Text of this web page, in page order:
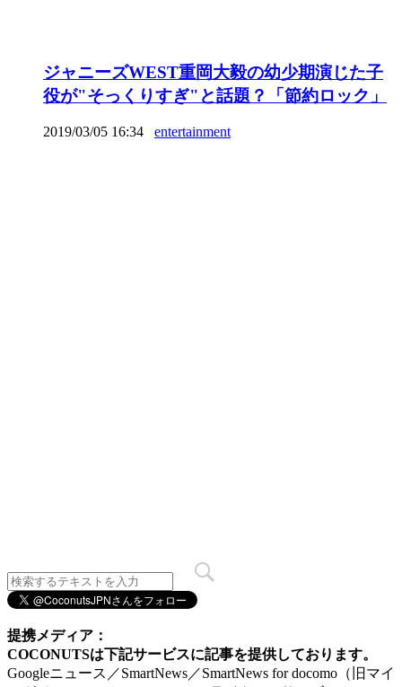
ジャニーズWEST重岡大毅の幼少期演じた子
役が"そっくりすぎ"と話題？「節約ロック」
2019/03/05 16:34 entertainment
提携メディア：
COCONUTSは下記サービスに記事を提供しております。
Googleニュース／SmartNews／SmartNews for docomo（旧マイ